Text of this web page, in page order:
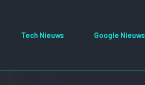
Tech Nieuws Google Nieuws